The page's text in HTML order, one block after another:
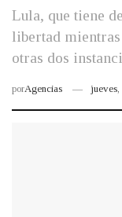
Lula, que tiene
libertad
otras dos
porAgencias